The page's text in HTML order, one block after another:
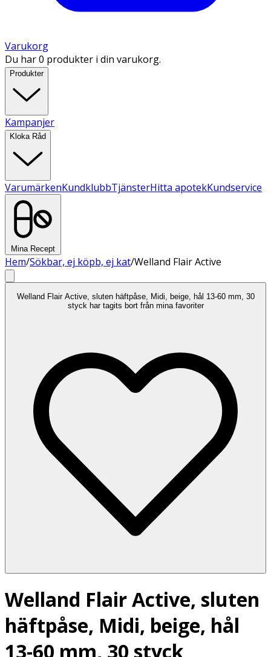
Varukorg
Du har 0 produkter i din varukorg.
Produkter
Kampanjer
Kloka Råd
VarumärkenKundklubbTjänsterHitta apotekKundservice
Mina Recept
Hem/Sökbar, ej köpb, ej kat/Welland Flair Active
Welland Flair Active, sluten häftpåse, Midi, beige, hål 13-60 mm, 30
styck har tagits bort från mina favoriter
Welland Flair Active, sluten
häftpåse, Midi, beige, hål
13-60 mm, 30 styck